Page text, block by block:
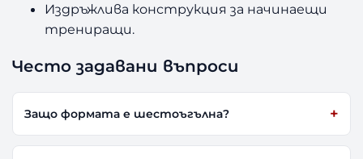
Издръжлива конструкция за начинаещи
трениращи.
Често задавани въпроси
Защо формата е шестоъгълна?